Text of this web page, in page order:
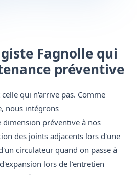
Fagnolle qui
préventive
qui n'arrive pas. Comme
nous intégrons
préventive à nos
des joints adjacents lors d'une
circulateur quand on passe à
lors de l'entretien